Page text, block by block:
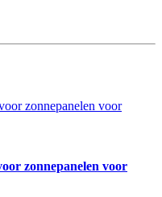
zonnepanelen voor